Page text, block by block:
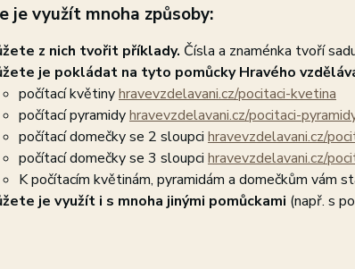
je využít mnoha způsoby:
z nich tvořit příklady. Čísla a znaménka tvoří
je pokládat na tyto pomůcky Hravého
počítací květinyhravevzdelavani.cz/pocitaci-kvetina
počítací pyramidyhravevzdelavani.cz/pocitaci-
počítací domečky se 2 sloupci hravevzdelavani.cz/
počítací domečky se 3 sloupci hravevzdelavani.cz/
K počítacím květinám, pyramidám a domečkům vám
je využít i s mnoha jinými pomůckami (např. s